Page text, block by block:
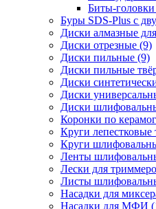
Биты-
Буры SDS-Plus c
Диски алмазные
Диски отрезные (9)
Диски пильные (9)
Диски пильные
Диски
Диски
Диски
Коронки по
Круги лепестковые
Круги
Ленты
Лески для
Листы
Насадки для
Насадки для МФИ